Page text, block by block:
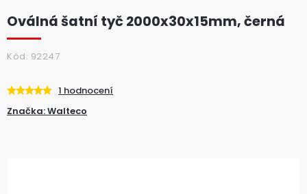
Oválná šatní tyč 2000x30x15mm, černá
Kód: 92247
1 hodnocení
Značka:Walteco